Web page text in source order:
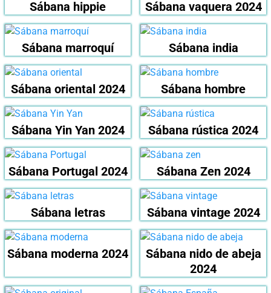
Sábana hippie Sábana vaquera 2024
Sábana marroquí Sábana india
Sábana oriental 2024 Sábana hombre
Sábana Yin Yan 2024 Sábana rústica 2024
Sábana Portugal 2024 Sábana Zen 2024
Sábana letras Sábana vintage 2024
Sábana moderna 2024
Sábana nido de abeja
2024